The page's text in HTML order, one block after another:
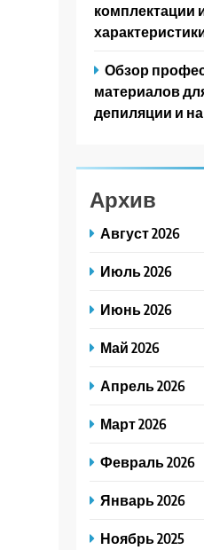
комплектации
Обзор
материалов
депиляции и
Архив
Август 2026
Июль 2026
Июнь 2026
Май 2026
Апрель 2026
Март 2026
Февраль 2026
Январь 2026
Ноябрь 2025